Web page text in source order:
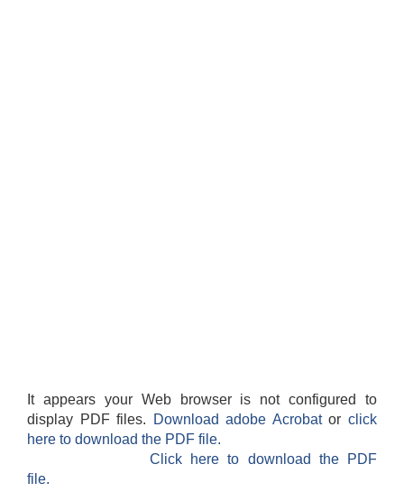
It appears your Web browser is not configured to
display PDF files.
Download adobe Acrobatorclick
here to download the PDF file.
Click here to download the PDF
file.